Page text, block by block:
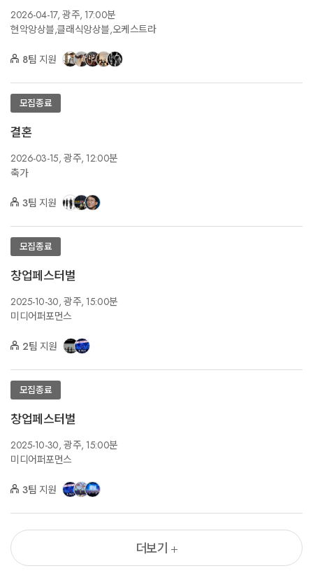
2026-04-17, 광주, 17:00분
현악앙상블,클래식앙상블,오케스트라
8팀 지원
모집종료
결혼
2026-03-15, 광주, 12:00분
축가
3팀 지원
모집종료
창업페스터벌
2025-10-30, 광주, 15:00분
미디어퍼포먼스
2팀 지원
모집종료
창업페스터벌
2025-10-30, 광주, 15:00분
미디어퍼포먼스
3팀 지원
더보기